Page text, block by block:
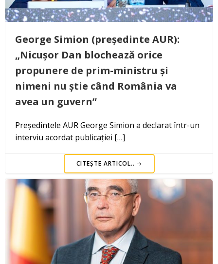
George Simion (președinte AUR):
„Nicușor Dan blochează orice
propunere de prim-ministru și
nimeni nu știe când România va
avea un guvern”
Președintele AUR George Simion a declarat într-un
interviu acordat publicației […]
CITEȘTE ARTICOL..